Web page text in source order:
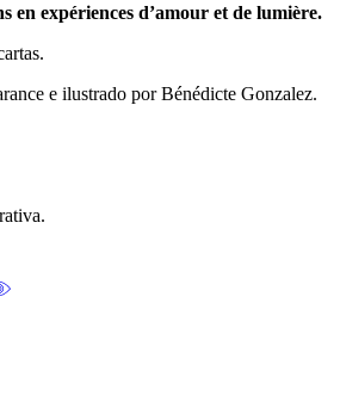
en expériences d’amour et de lumière.
e ilustrado por Bénédicte Gonzalez.